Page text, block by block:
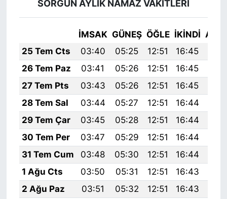
SORGUN AYLIK NAMAZ VAKITLERI
İMSAK GÜNEŞ ÖĞLE İKINDI
25 Tem Cts
03:40 05:25 12:51 16:45
26 Tem Paz
03:41 05:26 12:51 16:45
27 Tem Pts
03:43 05:26 12:51 16:45
28 Tem Sal
03:44 05:27 12:51 16:44
29 Tem Çar
03:45 05:28 12:51 16:44
30 Tem Per
03:47 05:29 12:51 16:44
31 Tem Cum
03:48 05:30 12:51 16:44
1 Ağu Cts
03:50 05:31 12:51 16:43
2 Ağu Paz
03:51 05:32 12:51 16:43